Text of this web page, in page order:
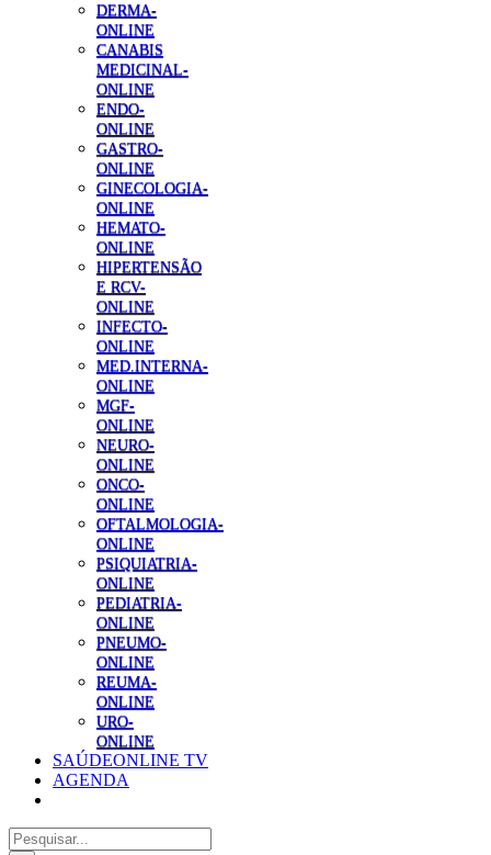
DERMA-
ONLINE
CANABIS
MEDICINAL-
ONLINE
ENDO-
ONLINE
GASTRO-
ONLINE
GINECOLOGIA-
ONLINE
HEMATO-
ONLINE
HIPERTENSÃO
E RCV-
ONLINE
INFECTO-
ONLINE
MED.INTERNA-
ONLINE
MGF-
ONLINE
NEURO-
ONLINE
ONCO-
ONLINE
OFTALMOLOGIA-
ONLINE
PSIQUIATRIA-
ONLINE
PEDIATRIA-
ONLINE
PNEUMO-
ONLINE
REUMA-
ONLINE
URO-
ONLINE
SAÚDEONLINE TV
AGENDA
Pesquisar